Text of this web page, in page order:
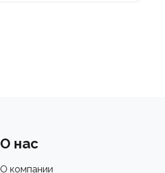
О нас
О компании